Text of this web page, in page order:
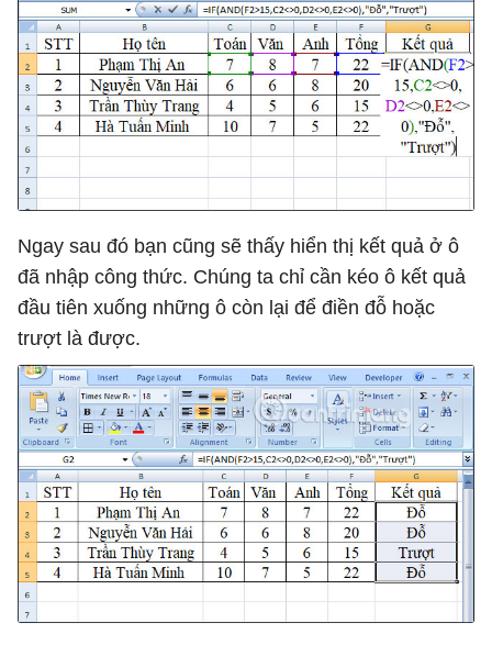
Ngay sau đó bạn cũng sẽ thấy hiển thị kết quả ở ô
đã nhập công thức. Chúng ta chỉ cần kéo ô kết quả
đầu tiên xuống những ô còn lại để điền đỗ hoặc
trượt là được.